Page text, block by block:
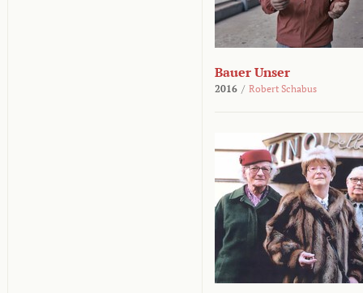
Bauer Unser
2016 / Robert Schabus